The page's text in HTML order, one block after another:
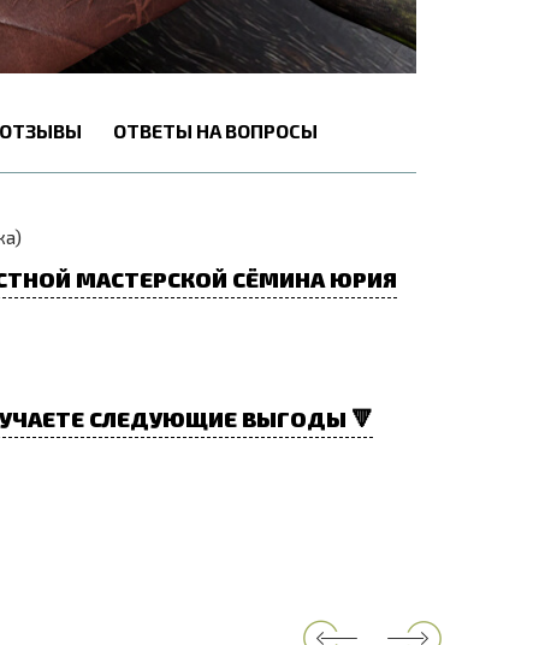
ОТЗЫВЫ ОТВЕТЫ НА ВОПРОСЫ
МАСТЕРСКОЙ СЁМИНА ЮРИЯ
СЛЕДУЮЩИЕ ВЫГОДЫ 🔻